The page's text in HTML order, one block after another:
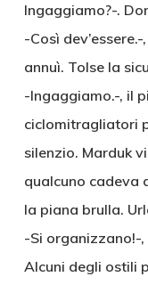
Ingaggiamo?-.
-Così
annuì. Tolse la
-Ingaggiamo.-, il
ciclomitragliatori
silenzio. Marduk
qualcuno cadeva
la piana brulla.
-Si organizzano!-
Alcuni degli ostili